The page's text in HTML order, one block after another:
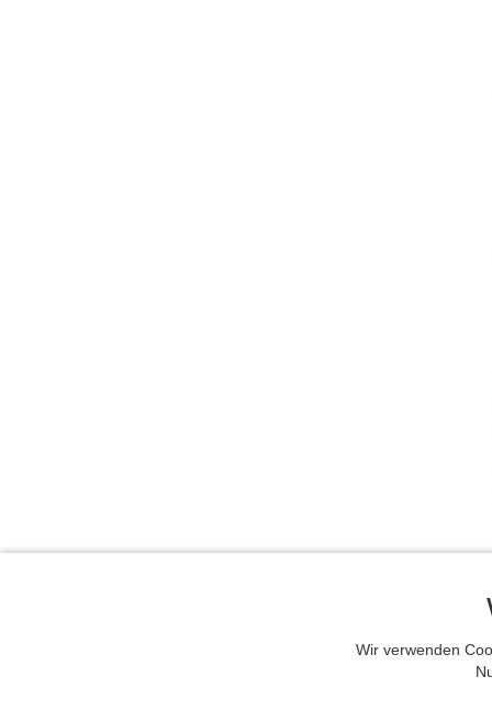
Wir verwenden